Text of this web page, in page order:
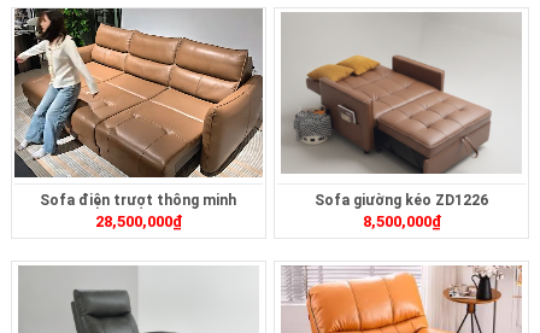
Sofa điện trượt thông minh
ZT2628
28,500,000₫
Sofa giường kéo ZD1226
8,500,000₫